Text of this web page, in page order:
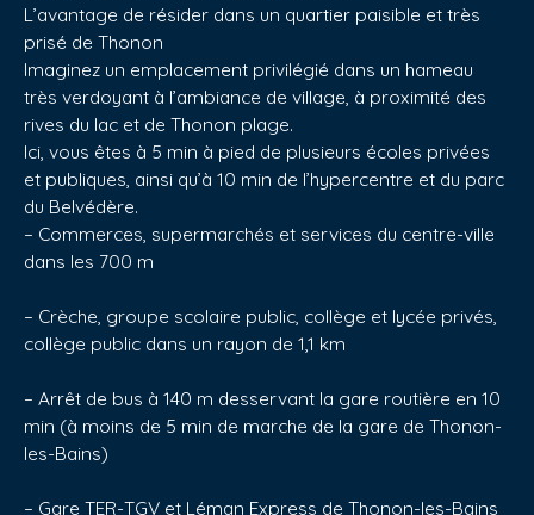
L’avantage de résider dans un quartier paisible et très
prisé de Thonon
Imaginez un emplacement privilégié dans un hameau
très verdoyant à l’ambiance de village, à proximité des
rives du lac et de Thonon plage.
Ici, vous êtes à 5 min à pied de plusieurs écoles privées
et publiques, ainsi qu’à 10 min de l’hypercentre et du parc
du Belvédère.
– Commerces, supermarchés et services du centre-ville
dans les 700 m
– Crèche, groupe scolaire public, collège et lycée privés,
collège public dans un rayon de 1,1 km
– Arrêt de bus à 140 m desservant la gare routière en 10
min (à moins de 5 min de marche de la gare de Thonon-
les-Bains)
– Gare TER-TGV et Léman Express de Thonon-les-Bains